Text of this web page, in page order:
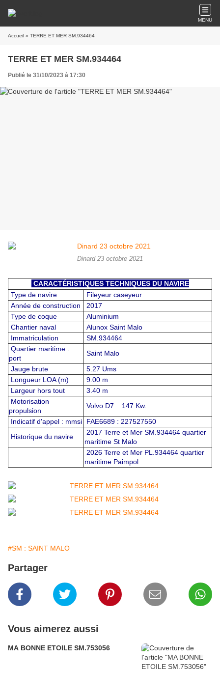
MENU
Accueil » TERRE ET MER SM.934464
TERRE ET MER SM.934464
Publié le 31/10/2023 à 17:30
Dinard 23 octobre 2021
CARACTÉRISTIQUES TECHNIQUES DU NAVIRE
Type de navire
Fileyeur caseyeur
Année de construction
2017
Type de coque
Aluminium
Chantier naval
Alunox Saint Malo
Immatriculation
SM.934464
Quartier maritime :
port
Saint Malo
Jauge brute
5.27 Ums
Longueur LOA (m)
9.00 m
Largeur hors tout
3.40 m
Motorisation
propulsion
Volvo D7 147 Kw.
Indicatif d'appel : mmsi
FAE6689 : 227527550
Historique du navire
2017 Terre et Mer SM.934464 quartier
maritime St Malo
2026 Terre et Mer PL.934464 quartier
maritime Paimpol
#SM : SAINT MALO
Partager
Vous aimerez aussi
MA BONNE ETOILE SM.753056